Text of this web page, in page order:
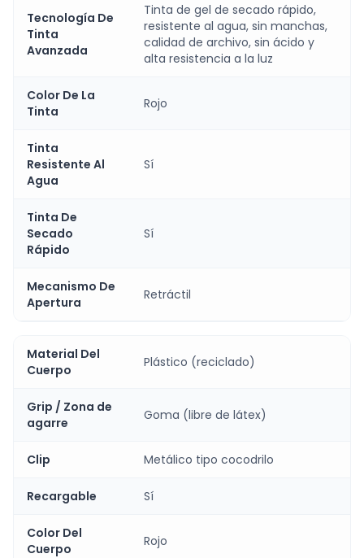
Tecnología De
Tinta
Avanzada
Tinta de gel de secado rápido,
resistente al agua, sin manchas,
calidad de archivo, sin ácido y
alta resistencia a la luz
Color De La
Tinta
Rojo
Tinta
Resistente Al
Agua
Sí
Tinta De
Secado
Rápido
Sí
Mecanismo De
Apertura
Retráctil
Material Del
Cuerpo
Plástico (reciclado)
Grip / Zona de
agarre
Goma (libre de látex)
Clip Metálico tipo cocodrilo
Recargable Sí
Color Del
Cuerpo
Rojo